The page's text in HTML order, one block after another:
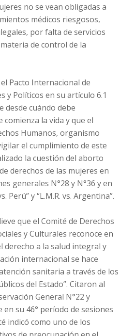
no se vean obligadas a
médicos riesgosos,
por falta de servicios
de control de la
Pacto Internacional de
y Políticos en su artículo 6.1
desde cuándo debe
comienza la vida y que el
Humanos, organismo
el cumplimiento de este
la cuestión del aborto
derechos de las mujeres en
generales N°28 y N°36 y en
Perú” y “L.M.R. vs. Argentina”.
que el Comité de Derechos
y Culturales reconoce en
derecho a la salud integral y
internacional se hace
sanitaria a través de los
del Estado”. Citaron al
General N°22 y
en su 46° período de sesiones
indicó como uno de los